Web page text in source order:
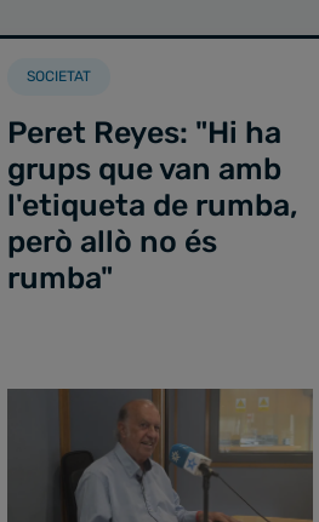
SOCIETAT
Peret Reyes: "Hi ha
grups que van amb
l'etiqueta de rumba,
però allò no és
rumba"